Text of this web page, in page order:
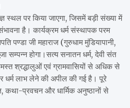
स्थल पर किया जाएगा, जिसमें बड़ी संख्या में
है। कार्यक्रम धर्म संस्थापक परम
पण्डा जी महाराज (गुरुधाम मुंडियापानी,
सम्पन्न होगा।सत्य सनातन धर्म, देवी संत
श्रद्धालुओं एवं ग्रामवासियों से अधिक से
धर्म लाभ लेने की अपील की गई है। पूरे
कथा-प्रवचन और धार्मिक अनुष्ठानों से